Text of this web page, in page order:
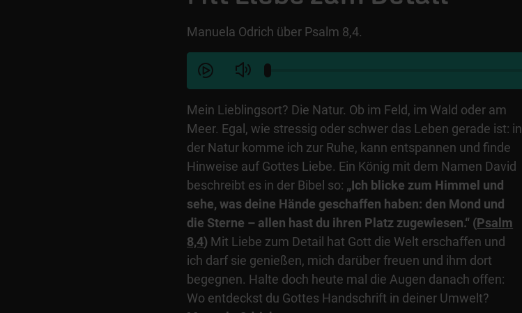
Manuela Odrich über Psalm 8,4.
Mein Lieblingsort? Die Natur. Ob im Feld, im Wald oder am
Meer. Egal, wie stressig oder schwer das Leben gerade ist: in
der Natur komme ich zur Ruhe, kann entspannen und finde
Hinweise auf Gottes Liebe. Ein König mit dem Namen David
beschreibt es in der Bibel so: „Ich blicke zum Himmel und
sehe, was deine Hände geschaffen haben: den Mond und
die Sterne – allen hast du ihren Platz zugewiesen.“ (Psalm
8,4) Mit Liebe zum Detail hat Gott die Welt erschaffen und
ich darf sie genießen, mich darüber freuen und ihm dort
begegnen. Halte doch heute mal die Augen danach offen:
Wo entdeckst du Gottes Handschrift in deiner Umwelt?